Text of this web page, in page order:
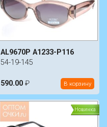
AL9670P A1233-P116
54-19-145
590.00 ₽ В корзину
Новинка